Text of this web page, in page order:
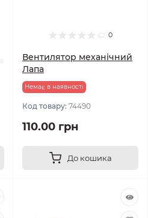
0
Вентилятор механічний
Лапа
Немає в наявності
Код товару: 74490
110.00 грн
До кошика